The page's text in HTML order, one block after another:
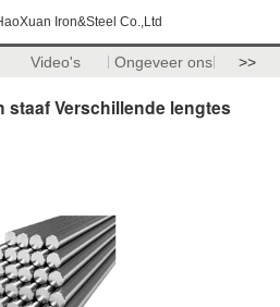
Iron&Steel Co.,Ltd
Video's Ongeveer ons >>
Verschillende lengtes